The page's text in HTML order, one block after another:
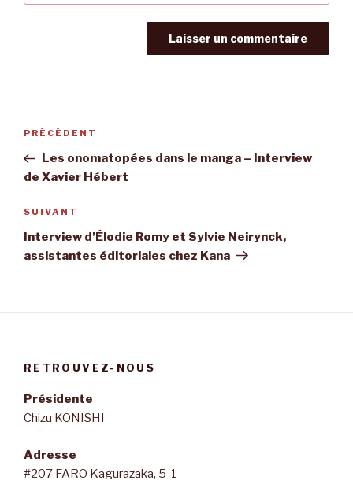
Navigation
l’article
Article
précédent
PRÉCÉDENT
Les onomatopées dans le manga – Interview
de Xavier Hébert
Article
suivant
SUIVANT
Interview d’Élodie Romy et Sylvie Neirynck,
assistantes éditoriales chez Kana
RETROUVEZ-NOUS
Présidente
Chizu KONISHI
Adresse
#207 FARO Kagurazaka, 5-1